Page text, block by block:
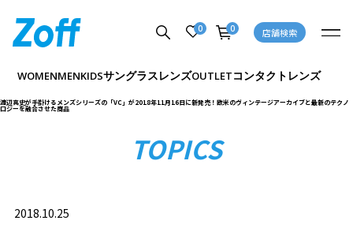
渡辺真史が手掛けるメンズシリーズの「VC」が2018年11月16日に新発売！欧米のヴィンテージアーカイブと最新のテクノ
ロジーを融合させた商品
0 0 店舗検索
WOMENMENKIDSサングラスレンズOUTLETコンタクトレンズ
TOPICS
2018.10.25